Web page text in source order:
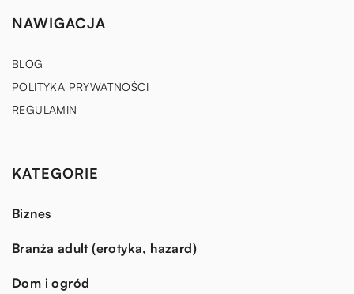
NAWIGACJA
BLOG
POLITYKA PRYWATNOŚCI
REGULAMIN
KATEGORIE
Biznes
Branża adult (erotyka, hazard)
Dom i ogród